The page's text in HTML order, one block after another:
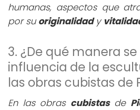
humanas, aspectos que
por suoriginalidady
3. ¿De qué manera
influencia de la
las obras cubistas de
En las obras cubistasde